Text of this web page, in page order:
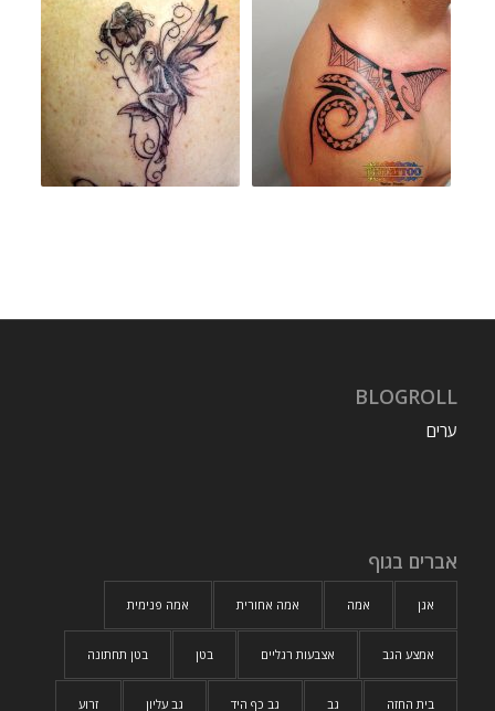
BLOGROLL
ערים
אברים בגוף
אגן אמה אמה אחורית אמה פנימית
אמצע הגב אצבעות רגליים בטן בטן תחתונה
בית החזה גב גב כף היד גב עליון זרוע